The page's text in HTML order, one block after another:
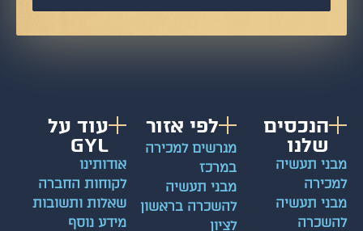
הנכסים
שלנו
תעשיה
תעשיה
לפי אזור
מגרשים למכירה
במרכז
מבני תעשיה
להשכרה בראשון
עוד על
GYL
אודותינו
לקוחות החברה
שאלות ותשובות
מידע נוסף